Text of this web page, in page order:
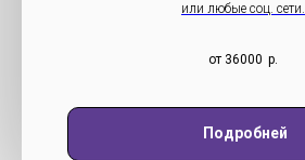
или любые соц. сети.
от 36000 р.
Подробней